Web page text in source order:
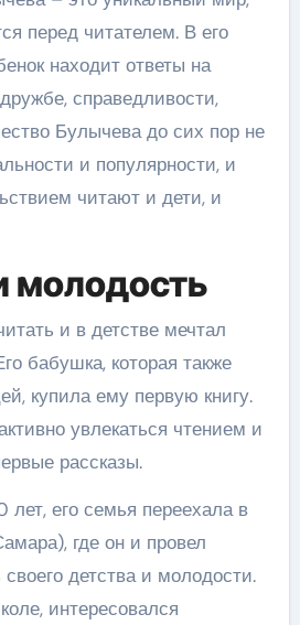
перед читателем. В его
находит ответы на
справедливости,
Булычева до сих пор не
и популярности, и
читают и дети, и
молодость
и в детстве мечтал
бабушка, которая также
купила ему первую книгу.
увлекаться чтением и
рассказы.
лет, его семья переехала в
где он и провел
детства и молодости.
интересовался